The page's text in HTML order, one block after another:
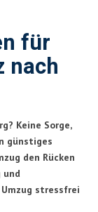
für
nach
Keine Sorge,
günstiges
den Rücken
stressfrei